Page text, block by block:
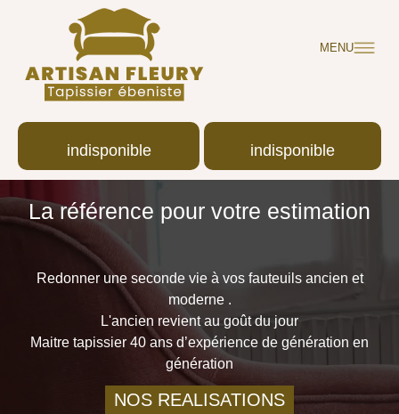
MENU
indisponible indisponible
La référence pour votre estimation
Redonner une seconde vie à vos fauteuils ancien et
moderne .
L'ancien revient au goût du jour
Maitre tapissier 40 ans d’expérience de génération en
génération
NOS REALISATIONS